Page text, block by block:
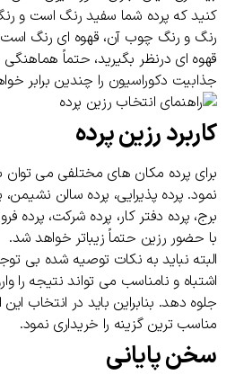
کنید که پرده شما سفید رنگ است و
رنگ و رنگ چوب آن، قهوه ای رنگ است.
قهوه ای درنظر بگیرید، حتماً
جذابیت دکوراسیون را چندین برابر
کاربرد رزین پرده
برای پرده مکان های مختلفی می توان
نمود. پرده پذیرایی، پرده سالن نشیمن،
برج، پرده دفتر کار، پرده شرکت، پرده
با حضور رزین حتماً زیباتر خواهد شد.
البته نباید به نکات توصیه شده بی
اشتباه و نامناسب می تواند نتیجه را
جلوه دهد. بنابراین باید در انتخاب
مناسب ترین گزینه را خریداری نمود.
سخن پایانی